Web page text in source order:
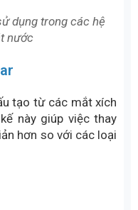
inox 304 và inox